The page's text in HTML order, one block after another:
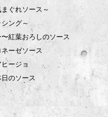
ぐれソース～
ング～
紅葉おろしのソース
ーゼソース
ージョ
のソース